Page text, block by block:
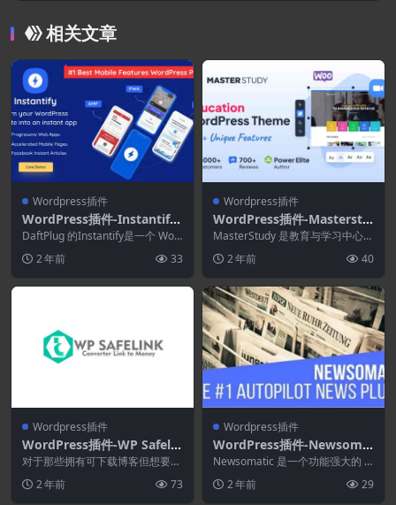
相关文章
Wordpress插件
WordPress插件-Instantify
7.6–PPWA和Google AMP以
及适用于WordPress的即时
文章
DaftPlug 的Instantify是一个 Wor
2 年前 33
Wordpress插件
WordPress插件-Masterstu
dy Lms Pro 4.4.11(Masters
tudy拓展)
MasterStudy 是教育与学习中心的
2 年前 40
Wordpress插件
WordPress插件-WP Safelin
k Client 1.0.3[WP Safelink
拓展]–将您的下载链接转换为
Adsense
对于那些拥有可下载博客但想要在
Adsen...
2 年前 73
Wordpress插件
WordPress插件-Newsoma
tic 3.3.3–WordPress自动新
闻帖子生成器插件
Newsomatic 是一个功能强大的 W
2 年前 29